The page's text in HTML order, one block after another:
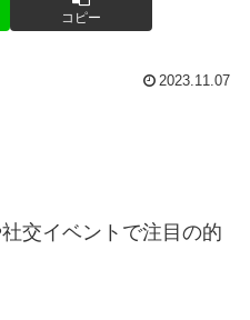
コピー
2023.11.07
交イベントで注目の的